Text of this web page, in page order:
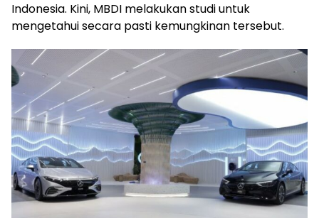
Indonesia. Kini, MBDI melakukan studi untuk
mengetahui secara pasti kemungkinan tersebut.